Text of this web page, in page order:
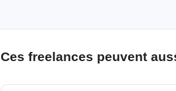
Ces freelances peuvent